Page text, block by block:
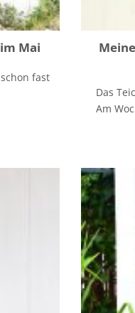
Mai
fast
Das
Am